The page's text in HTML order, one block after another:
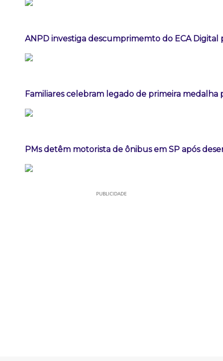
ANPD investiga descumprimemto do ECA Digital
Familiares celebram legado de primeira medalha
PMs detêm motorista de ônibus em SP após
PUBLICIDADE